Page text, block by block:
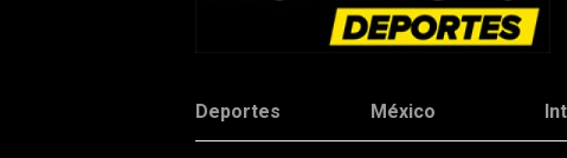
Deportes México